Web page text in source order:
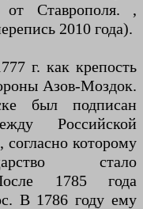
Ставрополя. ,
2010 года).
г. как крепость
Азов-Моздок.
был подписан
Российской
которому
стало
1785 года
В 1786 году ему